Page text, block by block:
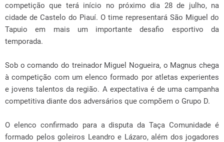
competição que terá início no próximo dia 28 de julho, na
cidade de Castelo do Piauí. O time representará São Miguel do
Tapuio em mais um importante desafio esportivo da
temporada.
Sob o comando do treinador Miguel Nogueira, o Magnus chega
à competição com um elenco formado por atletas experientes
e jovens talentos da região. A expectativa é de uma campanha
competitiva diante dos adversários que compõem o Grupo D.
O elenco confirmado para a disputa da Taça Comunidade é
formado pelos goleiros Leandro e Lázaro, além dos jogadores